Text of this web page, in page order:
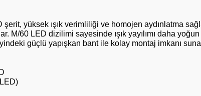
yüksek ışık verimliliği ve homojen aydınlatma
M/60 LED dizilimi sayesinde ışık yayılımı daha
güçlü yapışkan bant ile kolay montaj imkanı